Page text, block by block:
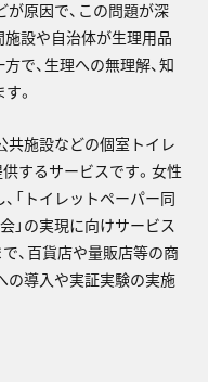
が原因で、この問題が深
施設や自治体が生理用品
で、生理への無理解、知
。
公共施設などの個室トイレ
するサービスです。女性
「トイレットペーパー同
」の実現に向けサービス
、百貨店や量販店等の商
の導入や実証実験の実施